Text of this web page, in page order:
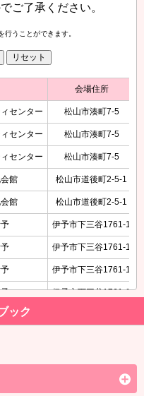
ご了承ください。
うことができます。
会場住所
センター 松山市湊町7-5
センター 松山市湊町7-5
センター 松山市湊町7-5
館 松山市道後町2-5-1
館 松山市道後町2-5-1
伊予市下三谷1761-1
伊予市下三谷1761-1
伊予市下三谷1761-1
伊予市下三谷1761-1
ック